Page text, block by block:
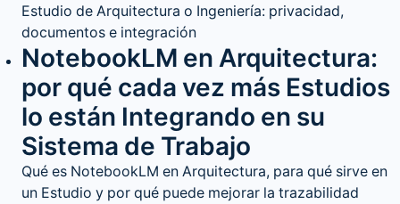
Estudio de Arquitectura o Ingeniería: privacidad,
documentos e integración
NotebookLM en Arquitectura:
por qué cada vez más Estudios
lo están Integrando en su
Sistema de Trabajo
Qué es NotebookLM en Arquitectura, para qué sirve en
un Estudio y por qué puede mejorar la trazabilidad